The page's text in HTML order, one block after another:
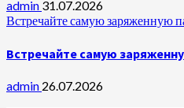
admin 31.07.2026
Встречайте самую
Встречайте самую
admin 26.07.2026